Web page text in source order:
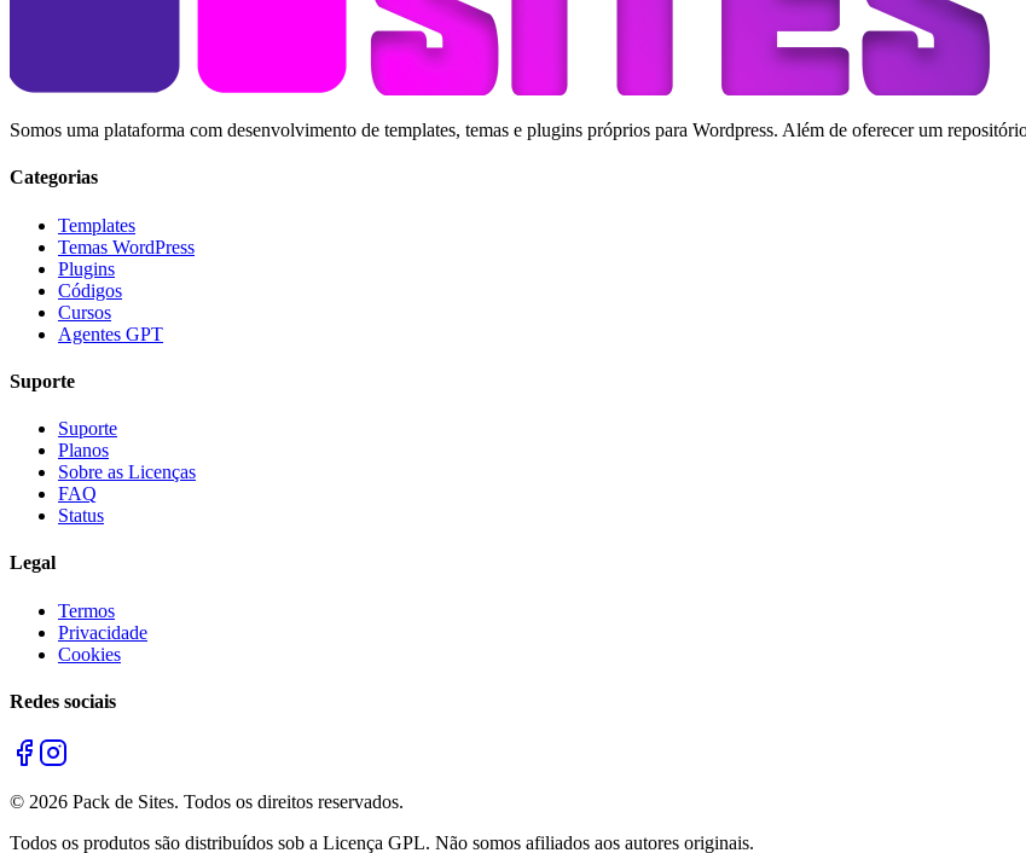
Somos uma plataforma com desenvolvimento de templates, temas e plugins próprios para Wordpress. Além de oferecer um
Categorias
Templates
Temas WordPress
Plugins
Códigos
Cursos
Agentes GPT
Suporte
Suporte
Planos
Sobre as Licenças
FAQ
Status
Legal
Termos
Privacidade
Cookies
Redes sociais
© 2026 Pack de Sites. Todos os direitos reservados.
Todos os produtos são distribuídos sob a Licença GPL. Não somos afiliados aos autores originais.